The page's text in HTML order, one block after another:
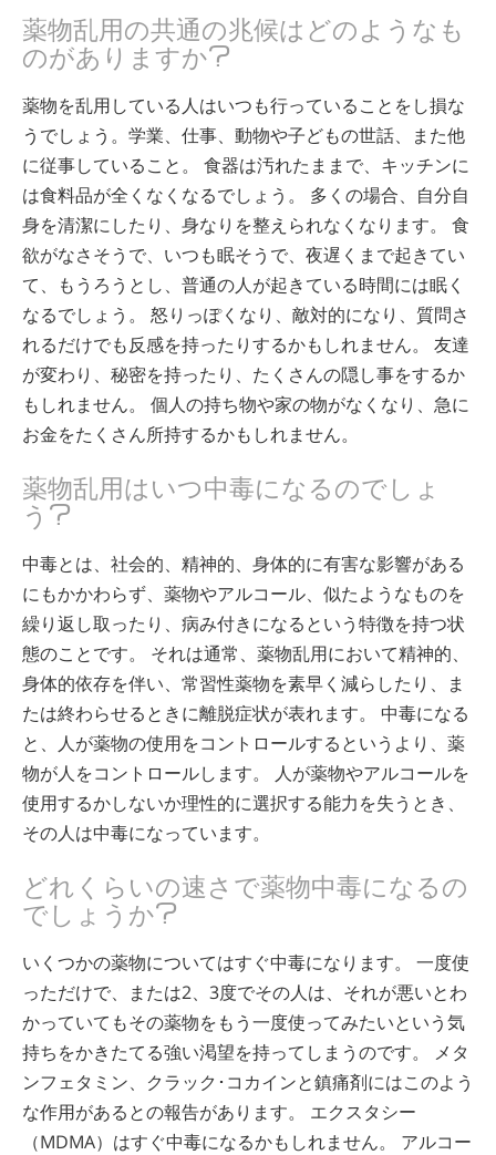
トルコ語
薬物乱用の共通の兆候はどのようなも
のがありますか?
薬物を乱用している人はいつも行っていることをし損な
うでしょう。学業、仕事、動物や子どもの世話、また他
に従事していること。 食器は汚れたままで、キッチンに
は食料品が全くなくなるでしょう。 多くの場合、自分自
身を清潔にしたり、身なりを整えられなくなります。 食
欲がなさそうで、いつも眠そうで、夜遅くまで起きてい
て、もうろうとし、普通の人が起きている時間には眠く
なるでしょう。 怒りっぽくなり、敵対的になり、質問さ
れるだけでも反感を持ったりするかもしれません。 友達
が変わり、秘密を持ったり、たくさんの隠し事をするか
もしれません。 個人の持ち物や家の物がなくなり、急に
お金をたくさん所持するかもしれません。
薬物乱用はいつ中毒になるのでしょ
う?
中毒とは、社会的、精神的、身体的に有害な影響がある
にもかかわらず、薬物やアルコール、似たようなものを
繰り返し取ったり、病み付きになるという特徴を持つ状
態のことです。 それは通常、薬物乱用において精神的、
身体的依存を伴い、常習性薬物を素早く減らしたり、ま
たは終わらせるときに離脱症状が表れます。 中毒になる
と、人が薬物の使用をコントロールするというより、薬
物が人をコントロールします。 人が薬物やアルコールを
使用するかしないか理性的に選択する能力を失うとき、
その人は中毒になっています。
どれくらいの速さで薬物中毒になるの
でしょうか?
いくつかの薬物についてはすぐ中毒になります。 一度使
っただけで、または2、3度でその人は、それが悪いとわ
かっていてもその薬物をもう一度使ってみたいという気
持ちをかきたてる強い渇望を持ってしまうのです。 メタ
ンフェタミン、クラック･コカインと鎮痛剤にはこのよう
な作用があるとの報告があります。 エクスタシー
（MDMA）はすぐ中毒になるかもしれません。 アルコー